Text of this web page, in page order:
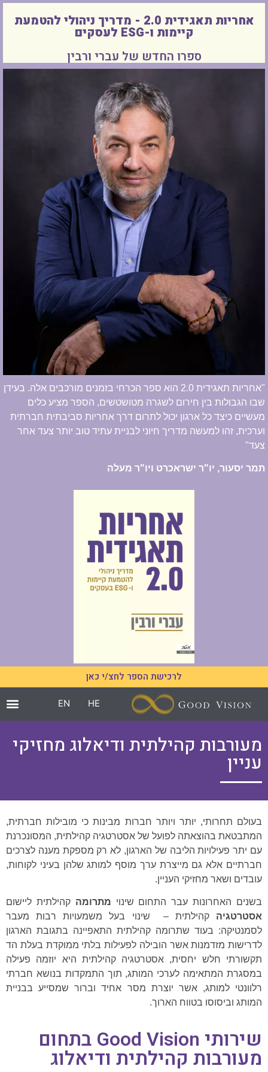
אחריות תאגידית 2.0 - מדריך ניהולי להטמעת
קיימות ו-ESG לעסקים
ספרו החדש של עברי ורבין
"אחריות תאגידית 2.0 הוא ספר הכרחי בזמנים מורכבים אלה. בעידן
שבו הגבולות בין חירום לשגרה מטושטשים, הספר מציע כלים
מעשיים כיצד כל ארגון יכול לתרום דרך אחריות סביבתית חברתית
וערכית, זהו למעשה מדריך חיוני לבניית עתיד טוב יותר צעד אחר
צעד"
תמר יסעור, יו"ר ישראכרט ויו"ר מעלה
לרכישת הספר לחצ/י כאן
HE
EN
מעורבות קהילתית ודיאלוג מחזיקי
עניין
בעולם תחרותי, יותר ויותר חברות מבינות כי מובילות חברתית,
המתבטאת בהוצאתה לפועל של אסטרטגיה קהילתית, המסונכרנת
עם יתר פעילויות הליבה של הארגון, לא רק מספקת מענה לצרכים
חברתיים אלא גם מייצרת ערך מוסף למותג שלהן בעיני לקוחות,
עובדים ושאר מחזיקי העניין.
בשנים האחרונות עבר התחום שינוי מתרומה קהילתית ליישום
אסטרטגיה קהילתית – שינוי בעל משמעויות רבות מעבר
לסמנטיקה: בעוד שתרומה קהילתית התאפיינה בתגובת הארגון
לדרישות מזדמנות אשר הובילה לפעילות בלתי ממוקדת בעלת הד
תקשורתי חלש יחסית, אסטרטגיה קהילתית היא יוזמה פעילה
במסגרת המתאימה לערכי המותג, תוך התמקדות בנושא חברתי
רלוונטי למותג, אשר יוצרת מסר אחיד וברור שמסייע בבניית
המותג וביסוסו בטווח הארוך.
שירותי Good Vision בתחום
מעורבות קהילתית ודיאלוג